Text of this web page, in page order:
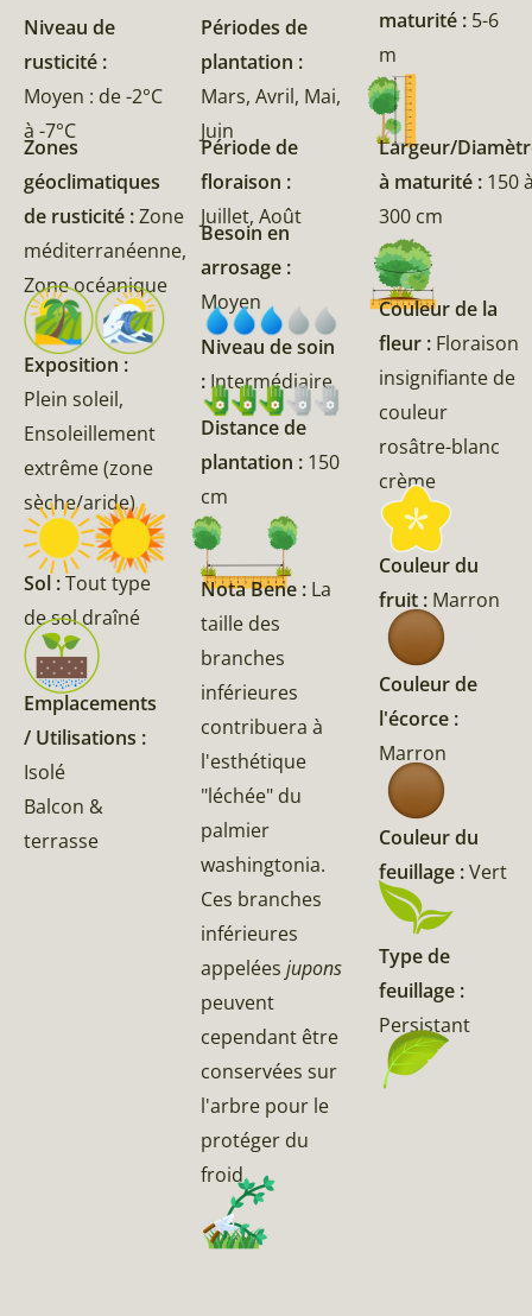
Niveau de
rusticité :
Moyen : de -2°C
à -7°C
Zones
géoclimatiques
de rusticité :Zone
méditerranéenne,
Zone océanique
Exposition :
Plein soleil,
Ensoleillement
extrême (zone
sèche/aride)
Sol :Tout type
de sol draîné
Emplacements
/ Utilisations :
Isolé
Balcon &
terrasse
Périodes de
plantation :
Mars, Avril, Mai,
Juin
Période de
floraison :
Juillet, Août
Besoin en
arrosage :
Moyen
Niveau de soin
: Intermédiaire
Distance de
plantation : 150
cm
Nota Bene : La
taille des
branches
inférieures
contribuera à
l'esthétique
"léchée" du
palmier
washingtonia.
Ces branches
inférieures
appeléesjupons
peuvent
cependant être
conservées sur
l'arbre pour le
protéger du
froid.
maturité : 5-6
m
Largeur/
à maturité : 150
300 cm
Couleur de la
fleur : Floraison
insignifiante de
couleur
rosâtre-blanc
crème
Couleur du
fruit : Marron
Couleur de
l'écorce :
Marron
Couleur du
feuillage :Vert
Type de
feuillage :
Persistant